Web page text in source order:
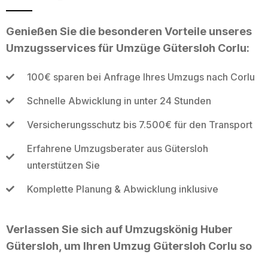
Genießen Sie die besonderen Vorteile unseres
Umzugsservices für Umzüge Gütersloh Corlu:
100€ sparen bei Anfrage Ihres Umzugs nach Corlu
Schnelle Abwicklung in unter 24 Stunden
Versicherungsschutz bis 7.500€ für den Transport
Erfahrene Umzugsberater aus Gütersloh
unterstützen Sie
Komplette Planung & Abwicklung inklusive
Verlassen Sie sich auf Umzugskönig Huber
Gütersloh, um Ihren Umzug Gütersloh Corlu so